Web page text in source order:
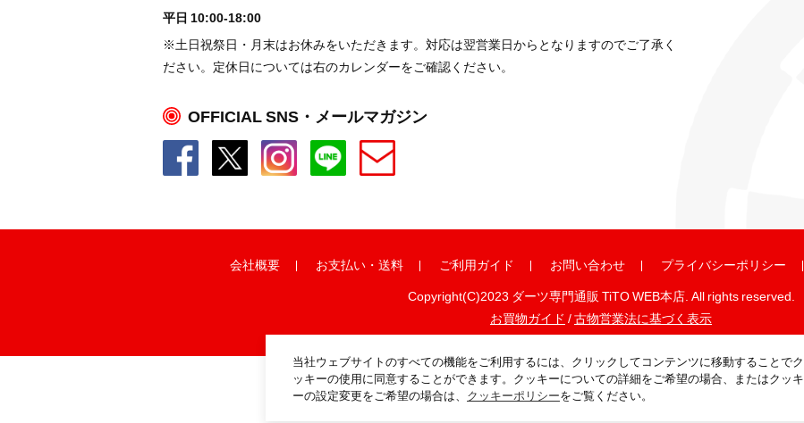
当社ウェブサイトのすべての機能をご利用するには、クリックしてコンテンツに移動することでク
ッキーの使用に同意することができます。クッキーについての詳細をご希望の場合、またはクッキ
ーの設定変更をご希望の場合は、 クッキーポリシーをご覧ください。
平日 10:00-18:00
※土日祝祭日・月末はお休みをいただきます。対応は翌営業日からとなりますのでご了承く
ださい。定休日については右のカレンダーをご確認ください。
OFFICIAL SNS・メールマガジン
会社概要 お支払い ・ 送料 ご利用ガイド お問い合わせ プライバシーポリシー
Copyright(C)2023 ダーツ専門通販 TiTO WEB本店. All rights reserved.
お買物ガイド /古物営業法に基づく表示